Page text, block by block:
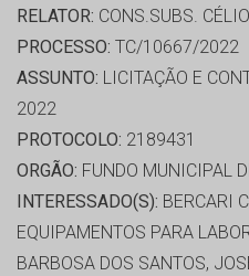
RELATOR: CONS.SUBS.
PROCESSO: TC/10667/2022
ASSUNTO: LICITAÇÃO E
2022
PROTOCOLO: 2189431
ORGÃO: FUNDO MUNICIPAL
INTERESSADO(S): BERCARI
EQUIPAMENTOS PARA
BARBOSA DOS SANTOS,